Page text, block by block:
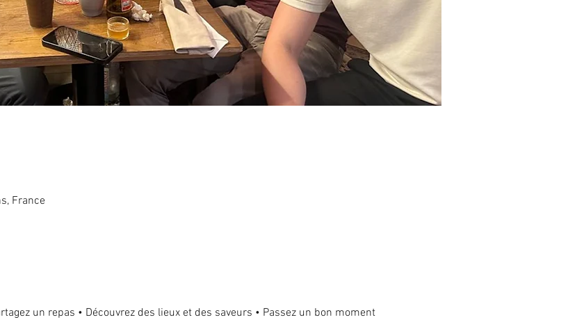
France
un repas • Découvrez des lieux et des saveurs • Passez un bon moment